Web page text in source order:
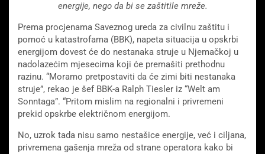
energije, nego da bi se zaštitile mreže.
Prema procjenama Saveznog ureda za civilnu zaštitu i
pomoć u katastrofama (BBK), napeta situacija u opskrbi
energijom dovest će do nestanaka struje u Njemačkoj u
nadolazećim mjesecima koji će premašiti prethodnu
razinu. “Moramo pretpostaviti da će zimi biti nestanaka
struje”, rekao je šef BBK-a Ralph Tiesler iz “Welt am
Sonntaga”. “Pritom mislim na regionalni i privremeni
prekid opskrbe električnom energijom.
No, uzrok tada nisu samo nestašice energije, već i ciljana,
privremena gašenja mreža od strane operatora kako bi